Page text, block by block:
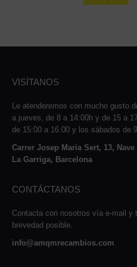
VISÍTANOS
Le atenderemos con mucho gusto
a jueves, de 8 a 14:00h y de 15 a
de 15:00 a 16:00 y los sábados de
Carrer Josep Maria Sert, 13, Nave
La Garriga, Barcelona
CONTÁCTANOS
Contacta con nosotros vía e-mail y
brevedad posible.
info@amqmrecambios.com